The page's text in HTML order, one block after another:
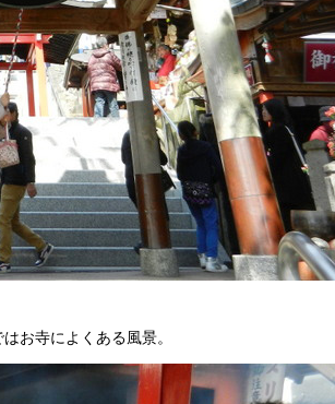
お寺によくある風景。